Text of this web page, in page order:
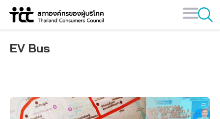
Skip
EV Bus